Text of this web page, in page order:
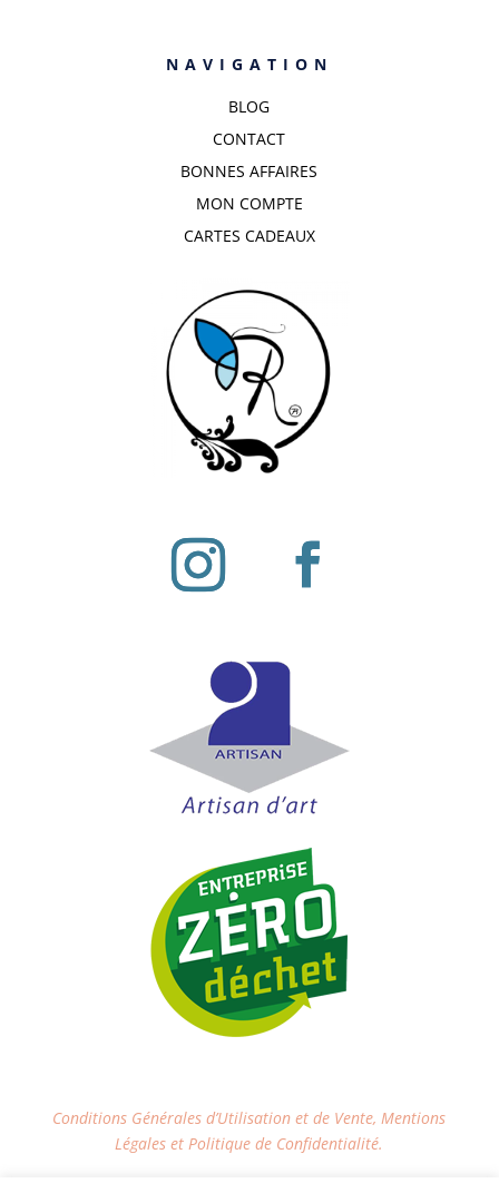
NAVIGATION
BLOG
CONTACT
BONNES AFFAIRES
MON COMPTE
CARTES CADEAUX
Conditions Générales d’Utilisation et de Vente, Mentions
Légales et Politique de Confidentialité.